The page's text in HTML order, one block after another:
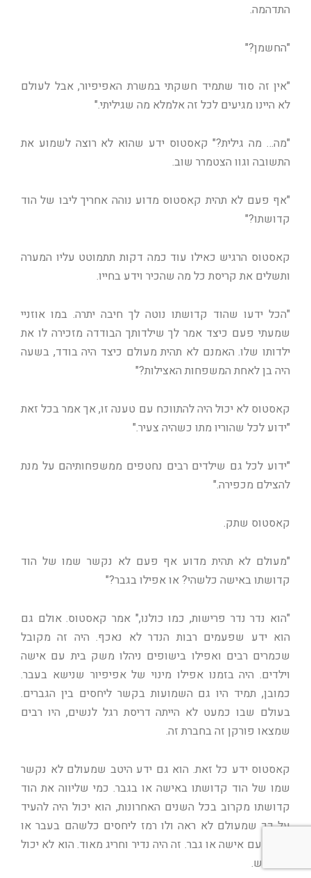
התדהמה.
"החשמן?"
"אין זה סוד שתמיד חשקתי במשרת האפיפיור, אבל לעולם
לא היינו מגיעים לכל זה אלמלא מה שגיליתי."
"מה… מה גילית?" קאסטוס ידע שהוא לא רוצה לשמוע את
התשובה וגוו הצטמרר שוב.
"אף פעם לא תהית קאסטוס מדוע נוהה אחריך ליבו של הוד
קדושתו?"
קאסטוס הרגיש כאילו עוד כמה דקות תתמוטט עליו המערה
ותשלים את קריסת כל מה שהכיר וידע בחייו.
"הכל ידעו שהוד קדושתו נוטה לך חיבה יתרה. במו אוזניי
שמעתי פעם כיצד אמר לך שילדותך הבודדה מזכירה לו את
ילדותו שלו. האמנם לא תהית מעולם כיצד היה בודד, בשעה
היה בן לאחת המשפחות האצילות?"
קאסטוס לא יכול היה להתווכח עם טענה זו, אך אמר בכל זאת
"ידוע לכל שהוריו מתו כשהיה צעיר."
"ידוע לכל גם שילדים רבים נחטפים ממשפחותיהם על מנת
להצילם מכפירה."
קאסטוס שתק.
"מעולם לא תהית מדוע אף פעם לא נקשר שמו של הוד
קדושתו באישה כלשהי? או אפילו בגבר?"
"הוא נדר נדר פרישות, כמו כולנו," אמר קאסטוס. אולם גם
הוא ידע שפעמים רבות הנדר לא נאכף. היה זה מקובל
שכמרים רבים ואפילו בישופים ניהלו משק בית עם אישה
וילדים. היה בזמנו אפילו מינוי של אפיפיור שנישא בעבר.
כמובן, תמיד היו גם השמועות בקשר ליחסים בין הגברים.
בעולם שבו כמעט לא הייתה דריסת רגל לנשים, היו רבים
שמצאו פורקן זה בחברת זה.
קאסטוס ידע כל זאת. הוא גם ידע היטב שמעולם לא נקשר
שמו של הוד קדושתו באישה או בגבר. כמי שליווה את הוד
קדושתו מקרוב בכל השנים האחרונות, הוא יכול היה להעיד
על כך שמעולם לא ראה ולו רמז ליחסים כלשהם בעבר או
בהווה עם אישה או גבר. זה היה נדיר וחריג מאוד. הוא לא יכול
להכחיש.